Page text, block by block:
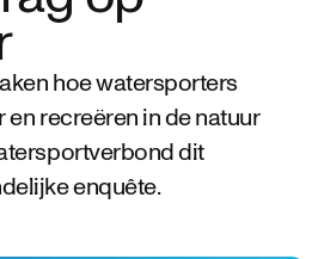
hoe watersporters
recreëren in de natuur
dit
enquête.